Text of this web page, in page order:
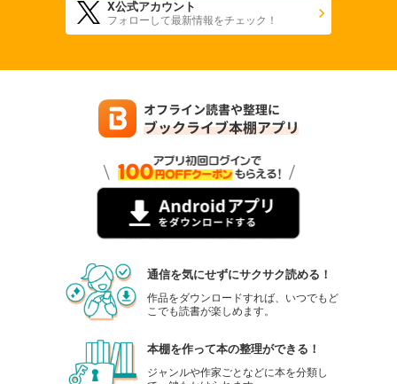
X公式アカウント
フォローして最新情報をチェック！
通信を気にせずにサクサク読める！
作品をダウンロードすれば、いつでもど
こでも読書が楽しめます。
本棚を作って本の整理ができる！
ジャンルや作家ごとなどに本を分類し